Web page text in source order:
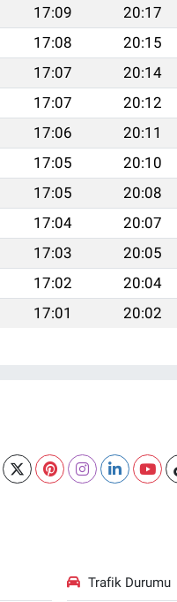
17:09 20:17
17:08 20:15
17:07 20:14
17:07 20:12
17:06 20:11
17:05 20:10
17:05 20:08
17:04 20:07
17:03 20:05
17:02 20:04
17:01 20:02
Trafik Durumu